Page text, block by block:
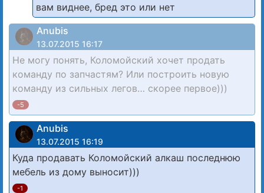
вам виднее, бред это или нет
Anubis
13.07.2015 16:17
Не могу понять, Коломойский хочет продать
команду по запчастям? Или построить новую
команду из сильных легов… скорее первое)))
-5
Anubis
13.07.2015 16:19
Куда продавать Коломойский алкаш последнюю
мебель из дому выносит)))
-1